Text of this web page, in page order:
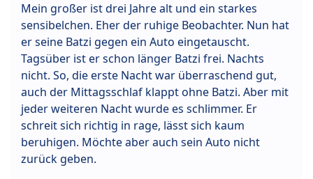
Mein großer ist drei Jahre alt und ein starkes
sensibelchen. Eher der ruhige Beobachter. Nun hat
er seine Batzi gegen ein Auto eingetauscht.
Tagsüber ist er schon länger Batzi frei. Nachts
nicht. So, die erste Nacht war überraschend gut,
auch der Mittagsschlaf klappt ohne Batzi. Aber mit
jeder weiteren Nacht wurde es schlimmer. Er
schreit sich richtig in rage, lässt sich kaum
beruhigen. Möchte aber auch sein Auto nicht
zurück geben.